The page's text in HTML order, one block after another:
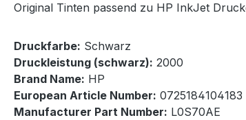
Original Tinten passend zu HP InkJet
Druckfarbe: Schwarz
Druckleistung (schwarz): 2000
Brand Name: HP
European Article Number: 0725184104183
Manufacturer Part Number: L0S70AE